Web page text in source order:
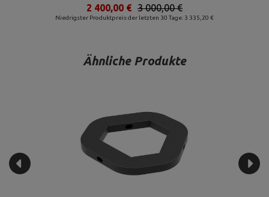
Niedrigster Produktpreis der letzten 30 Tage: 4 370,00 €
4 370,00 €
3 496,00 €
Ähnliche Produkte